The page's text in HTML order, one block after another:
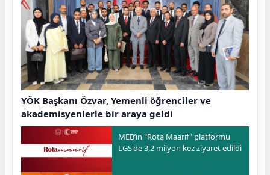
YÖK Başkanı Özvar, Yemenli öğrenciler ve
akademisyenlerle bir araya geldi
MEB’in "Rota Maarif" platformu
LGS'de 3,2 milyon kez ziyaret edildi